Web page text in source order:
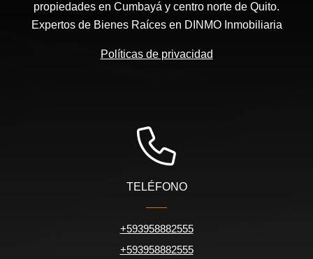
propiedades en Cumbayá y centro norte de Quito.
Expertos de Bienes Raíces en DINMO Inmobiliaria
Políticas de privacidad
TELÉFONO
+593958882555
+593958882555